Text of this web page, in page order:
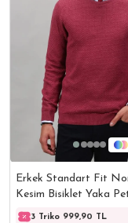
Erkek Standart Fit
Kesim Bisiklet Yaka
Desenli Bordo Triko
3 Triko 999,90 TL